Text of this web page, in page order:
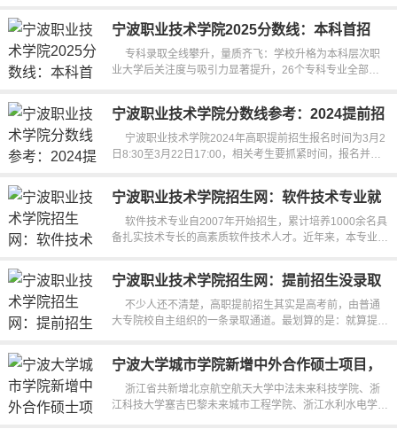
宁波职业技术学院2025分数线：本科首招
570分，专科全线大涨
专科录取全线攀升，量质齐飞：学校升格为本科层次职
业大学后关注度与吸引力显著提升，26个专科专业全部一
宁波职业技术学院分数线参考：2024提前招
生报名时间及报考指南
宁波职业技术学院2024年高职提前招生报名时间为3月2
日8:30至3月22日17:00，相关考生要抓紧时间，报名并上
宁波职业技术学院招生网：软件技术专业就
业率97%，报考代码508
软件技术专业自2007年开始招生，累计培养1000余名具
备扎实技术专长的高素质软件技术人才。近年来，本专业学
宁波职业技术学院招生网：提前招生没录取
也不影响高考，多一次上大学机会
不少人还不清楚，高职提前招生其实是高考前，由普通
大专院校自主组织的一条录取通道。最划算的是：就算提前
宁波大学城市学院新增中外合作硕士项目，
交通运输专业值得关注
浙江省共新增北京航空航天大学中法未来科技学院、浙
江科技大学塞吉巴黎未来城市工程学院、浙江水利水电学院